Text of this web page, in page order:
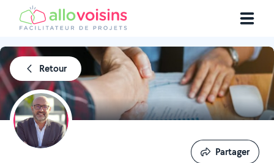
Retour
Partager
Partager